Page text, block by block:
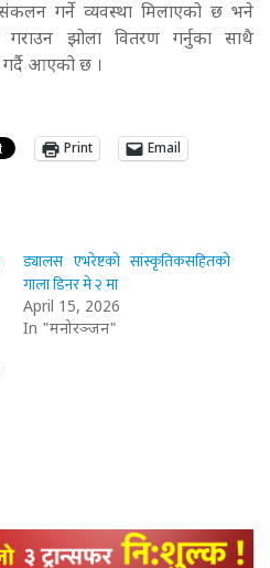
गर्ने व्यवस्था मिलाएको छ भने
गराउन झोला वितरण गर्नुका साथै
आएको छ ।
Print Email
ड्यालस एभरेष्टको सांस्कृतिकसहितको
गाला डिनर मे २ मा
April 15, 2026
In "मनोरञ्जन"